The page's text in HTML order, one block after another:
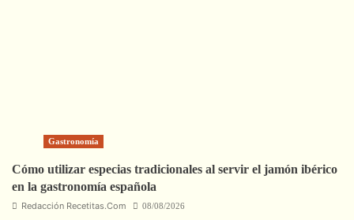
Gastronomía
Cómo utilizar especias tradicionales al servir el jamón ibérico
en la gastronomía española
Redacción Recetitas.Com 08/08/2026